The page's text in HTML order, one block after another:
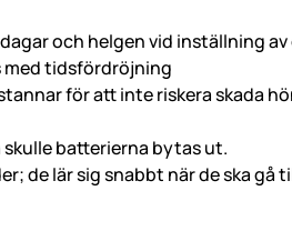
och helgen vid inställning
med tidsfördröjning
för att inte riskera skada
batterierna bytas ut.
de lär sig snabbt när de ska gå